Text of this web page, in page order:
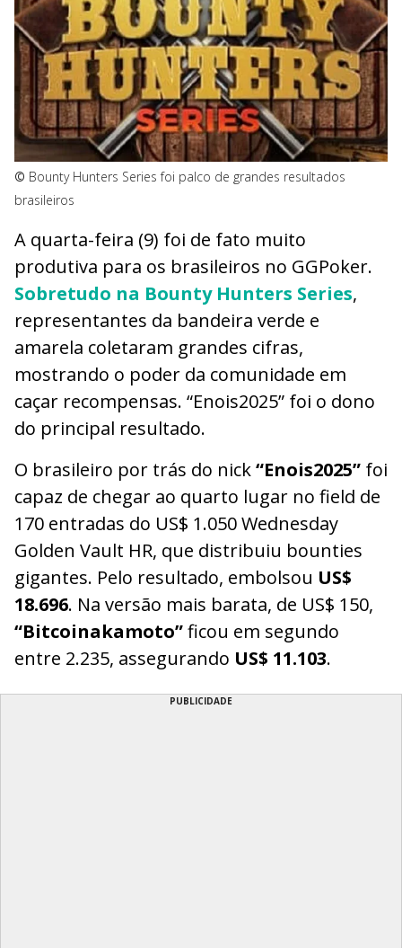
© Bounty Hunters Series foi palco de grandes resultados
brasileiros
A quarta-feira (9) foi de fato muito
produtiva para os brasileiros no GGPoker.
Sobretudo na Bounty Hunters Series,
representantes da bandeira verde e
amarela coletaram grandes cifras,
mostrando o poder da comunidade em
caçar recompensas. “Enois2025” foi o dono
do principal resultado.
O brasileiro por trás do nick“Enois2025” foi
capaz de chegar ao quarto lugar no field de
170 entradas do US$ 1.050 Wednesday
Golden Vault HR, que distribuiu bounties
gigantes. Pelo resultado, embolsou US$
18.696. Na versão mais barata, de US$ 150,
“Bitcoinakamoto”ficou em segundo
entre 2.235, assegurando US$ 11.103.
PUBLICIDADE